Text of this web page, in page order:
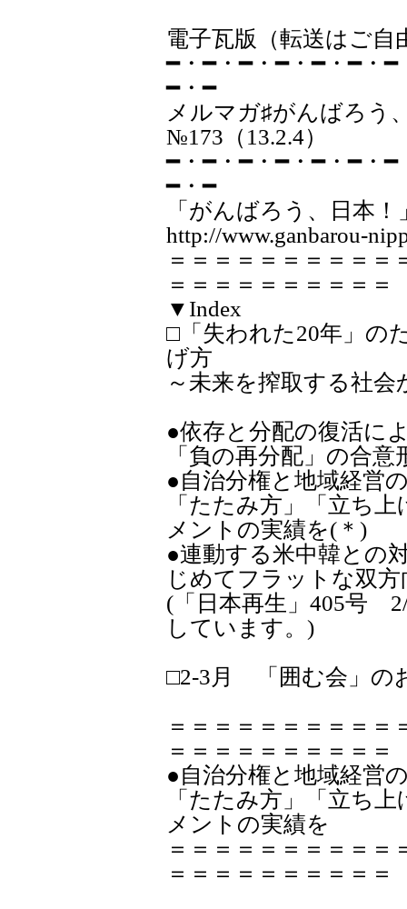
電子瓦版（転送はご自
━・━・━・━・━・━・
━・━
メルマガ♯が
№173（13.2.4）
━・━・━・━・━・━・
━・━
「がんばろう、日本
http://www.ganbarou-
＝＝＝＝＝＝＝＝＝＝
＝＝＝＝＝＝＝＝＝＝
▼Index
□「失われた20年」の
げ方
～未来を搾取する社
●依存と分配の復活に
「負の再分配」の合
●自治分権と地域経営
「たたみ方」「立ち
メントの実績を(＊)
●連動する米中韓と
じめてフラットな双
(「日本再生」405号
しています。)
□2-3月 「囲む会」の
＝＝＝＝＝＝＝＝＝＝
＝＝＝＝＝＝＝＝＝＝
●自治分権と地域経営
「たたみ方」「立ち
メントの実績を
＝＝＝＝＝＝＝＝＝＝
＝＝＝＝＝＝＝＝＝＝